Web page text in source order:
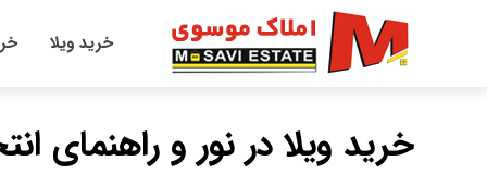
خرید ویلا
خرید ویلا در نور و راهنمای